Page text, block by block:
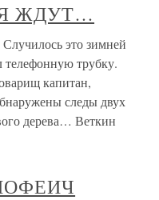
ЖДУТ…
это зимней
трубку.
капитан,
следы двух
дерева… Веткин